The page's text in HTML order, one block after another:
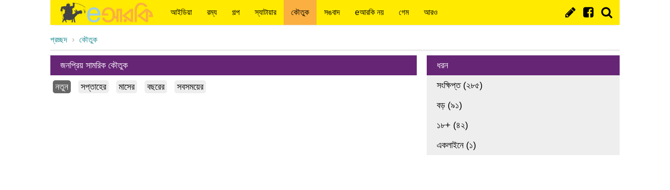
আইডিয়া রম্য গল্প স্যাটায়ার কৌতুক সঙবাদ eআরকি নয় গেম আরও
প্রচ্ছদ কৌতুক
জনপ্রিয় সামরিক কৌতুক
নতুন সপ্তাহের মাসের বছরের সবসময়ের
ধরন
সংক্ষিপ্ত (২৮৫)
বড় (৯১)
১৮+ (৪২)
একলাইনে (১)